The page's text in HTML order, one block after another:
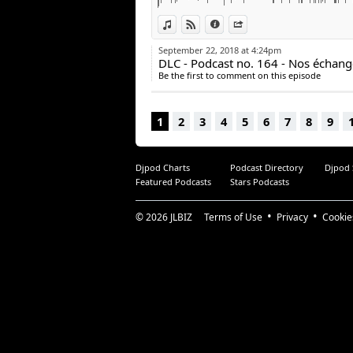
View in iTunes
View on Djpod
Information
September 22, 2018 at 4:24pm
DLC - Podcast no. 164 - Nos
Be the first to comment on this episode
1 2 3 4 5 6 7 8 9
Djpod Charts Podcast Directory
Djpod
Featured Podcasts
Stars Podcasts
© 2026 JLBIZ Terms of Use Privacy